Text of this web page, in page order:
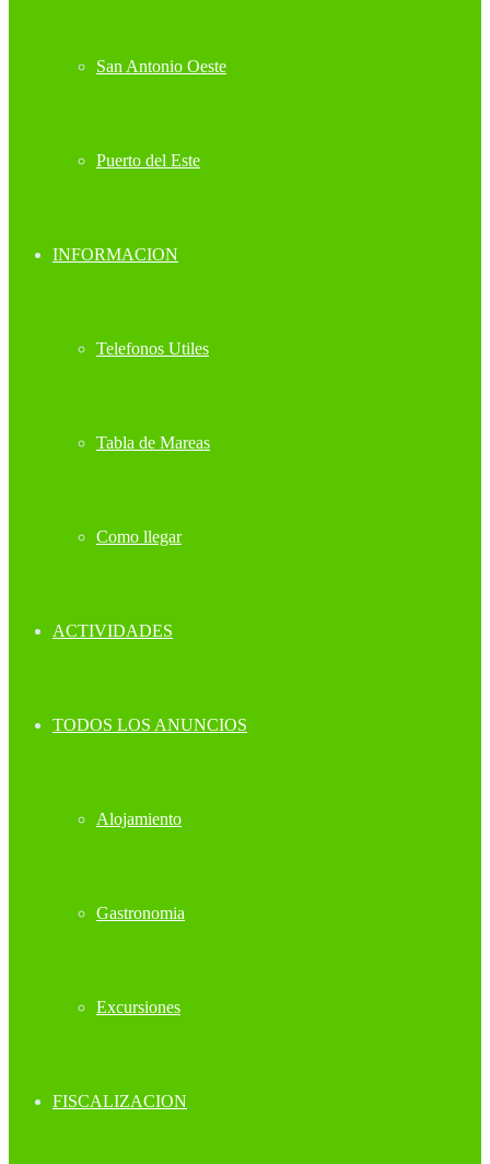
San Antonio Oeste
Puerto del Este
INFORMACION
Telefonos Utiles
Tabla de Mareas
Como llegar
ACTIVIDADES
TODOS LOS ANUNCIOS
Alojamiento
Gastronomia
Excursiones
FISCALIZACION